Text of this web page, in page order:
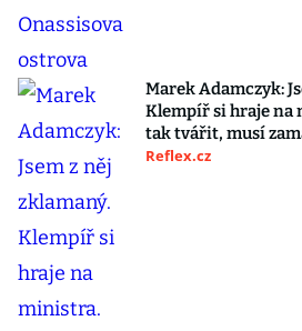
Marek Adamczyk:
Klempíř si hraje na
tak tvářit, musí
Reflex.cz